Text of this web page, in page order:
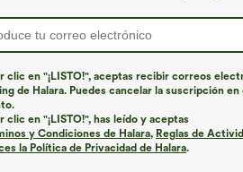
clic en "¡LISTO!", aceptas recibir correos
de Halara. Puedes cancelar la suscripción
clic en "¡LISTO!", has leído y aceptas
y Condiciones de Halara, Reglas de
la Política de Privacidad de Halara.